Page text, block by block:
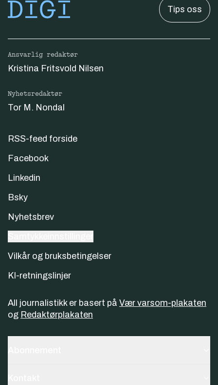
Tips oss
Ansvarlig redaktør
Kristina Fritsvold Nilsen
Nyhetsredaktør
Tor M. Nondal
RSS-feed forside
Facebook
Linkedin
Bsky
Nyhetsbrev
Vilkår og bruksbetingelser
KI-retningslinjer
All journalistikk er basert på Vær varsom-plakaten
og Redaktørplakaten